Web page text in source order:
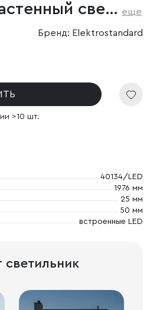
Светильник настенный светодиодный Alto LED 3000K латунь еще
Бренд: Elektrostandard
>10 шт.
40134/LED
1976 мм
25 мм
50 мм
встроенные LED
светильник